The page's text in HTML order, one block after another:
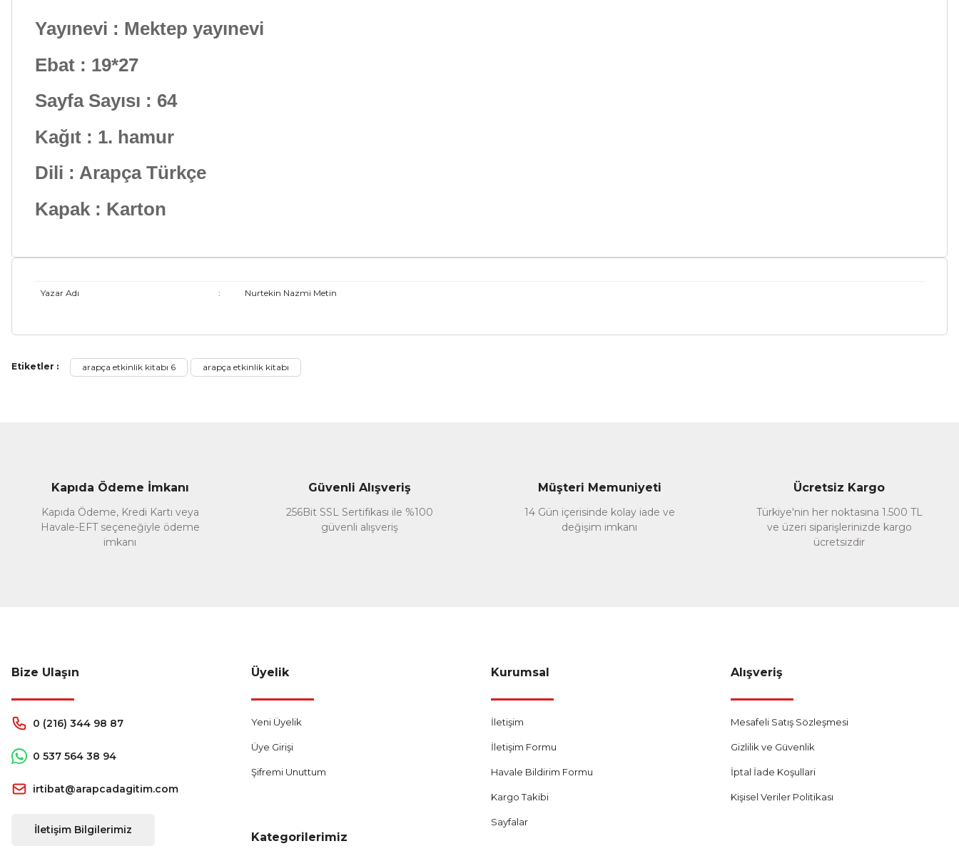
Yayınevi : Mektep yayınevi
Ebat : 19*27
Sayfa Sayısı : 64
Kağıt : 1. hamur
Dili : Arapça Türkçe
Kapak : Karton
Yazar Adı : Nurtekin Nazmi Metin
Bu ürünün fiyat bilgisi, resim, ürün açıklamalarında ve diğer konularda yetersiz gördüğünüz noktaları öneri formunu kullanarak tarafımıza iletebilirsiniz.
Görüş ve önerileriniz için teşekkür ederiz.
Bu ürüne benzer farklı alternatifler olmalı.
Etiketler : arapça etkinlik kitabı 6 arapça etkinlik kitabı
Kapıda Ödeme İmkanı
Kapıda Ödeme, Kredi Kartı veya
Havale-EFT seçeneğiyle ödeme
imkanı
Güvenli Alışveriş
256Bit SSL Sertifikası ile %100
güvenli alışveriş
Müşteri Memuniyeti
14 Gün içerisinde kolay iade ve
değişim imkanı
Ücretsiz Kargo
Türkiye'nin her noktasına 1.500 TL
ve üzeri siparişlerinizde kargo
ücretsizdir
Bize Ulaşın
0 (216) 344 98 87
0 537 564 38 94
irtibat@arapcadagitim.com
İletişim Bilgilerimiz
Üyelik
Yeni Üyelik
Üye Girişi
Şifremi Unuttum
Kurumsal
İletişim
İletişim Formu
Havale Bildirim Formu
Kargo Takibi
Sayfalar
Alışveriş
Mesafeli Satış Sözleşmesi
Gizlilik ve Güvenlik
İptal İade Koşullari
Kişisel Veriler Politikası
Kategorilerimiz